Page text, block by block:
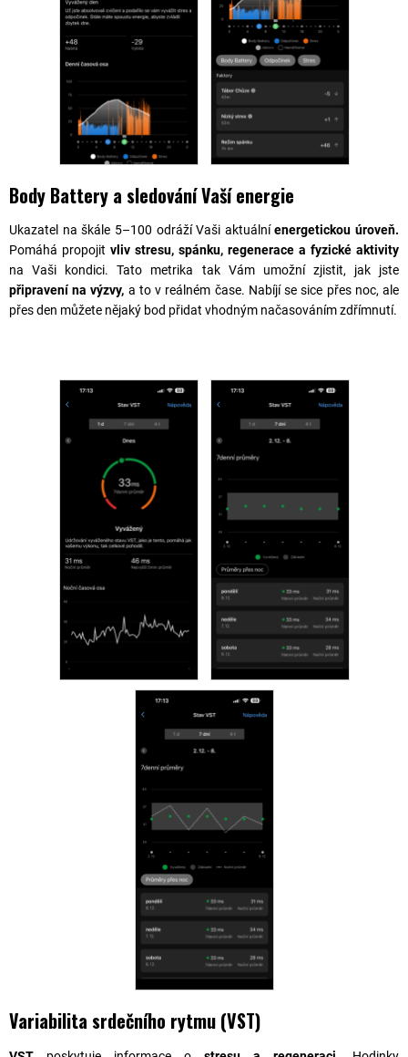
Body Battery a sledování Vaší energie
Ukazatel na škále 5–100 odráží Vaši aktuálníenergetickou úroveň.
Pomáhá propojit vliv stresu, spánku, regenerace a fyzické aktivity
na Vaši kondici. Tato metrika tak Vám umožní zjistit, jak jste
připravení na výzvy, a to v reálném čase. Nabíjí se sice přes noc, ale
přes den můžete nějaký bod přidat vhodným načasováním zdřímnutí.
Variabilita srdečního rytmu (VST)